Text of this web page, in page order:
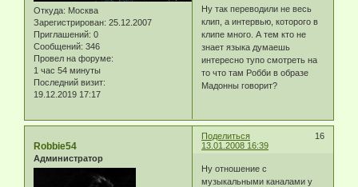
Откуда: Москва
Зарегистрирован: 25.12.2007
Приглашений: 0
Сообщений: 346
Провел на форуме:
1 час 54 минуты
Последний визит:
19.12.2019 17:17
Ну так переводили не весь
клип, а интервью, которого в
клипе много. А тем кто не
знает языка думаешь
интересно тупо смотреть на
то что там Робби в образе
Мадонны говорит?
Поделиться
16
13.01.2008 16:39
Robbie54
Администратор
Ну отношение с
музыкальными каналами у